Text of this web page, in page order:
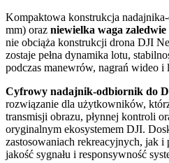
Kompaktowa konstrukcja
mm) oraz niewielka waga zaledwie
nie obciąża konstrukcji drona DJI
zostaje pełna dynamika lotu,
podczas manewrów, nagrań wideo i
Cyfrowy nadajnik-odbiornik do
rozwiązanie dla użytkowników,
transmisji obrazu, płynnej kontroli
oryginalnym ekosystemem DJI.
zastosowaniach rekreacyjnych, jak
jakość sygnału i responsywność